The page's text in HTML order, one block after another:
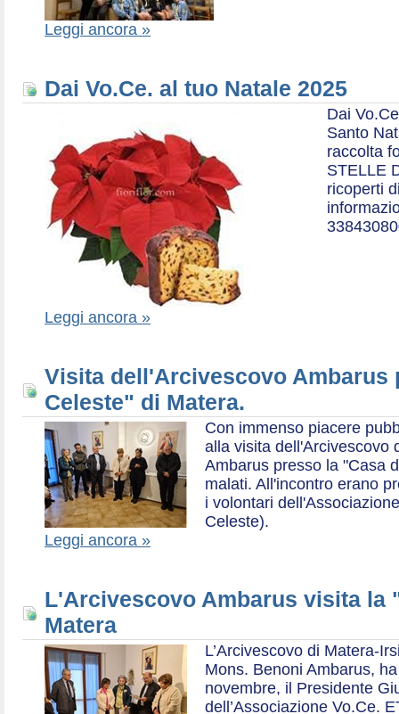
Leggi ancora »
Dai Vo.Ce. al tuo Natale 2025
Dai
Santo
raccolta
STELLE
ricoperti
Leggi ancora »
Visita dell'Arcivescovo Ambarus
Celeste" di Matera.
Con immenso piacere
alla visita dell'Arcivescovo
Ambarus presso la "Casa
malati. All'incontro erano
i volontari
Celeste).
Leggi ancora »
L'Arcivescovo Ambarus visita la
Matera
L’Arcivescovo di Matera-
Mons. Benoni Ambarus,
novembre, il Presidente
dell’Associazione Vo.Ce.